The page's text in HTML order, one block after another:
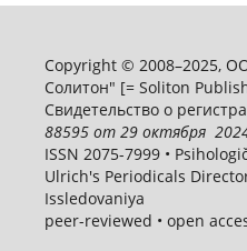
Copyright © 2008–2025,
Солитон" [= Soliton
Свидетельство о
88595от 29 октября
ISSN 2075-7999 •
Ulrich's Periodicals
Issledovaniya
peer-reviewed • open